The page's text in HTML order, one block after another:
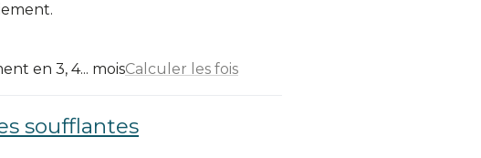
en 3, 4... moisCalculer les fois
soufflantes